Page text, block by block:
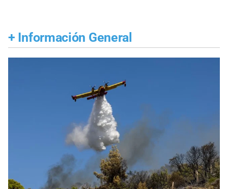
+ Información General